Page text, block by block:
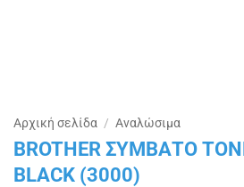
Αρχική σελίδα / Αναλώσιμα
BROTHER ΣΥΜΒΑΤΟ
BLACK (3000)